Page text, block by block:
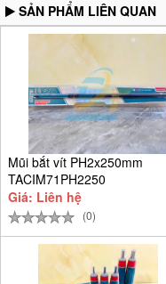
SẢN PHẨM LIÊN QUAN
Mũi bắt vít PH2x250mm
TACIM71PH2250
Giá: Liên hệ
(0)